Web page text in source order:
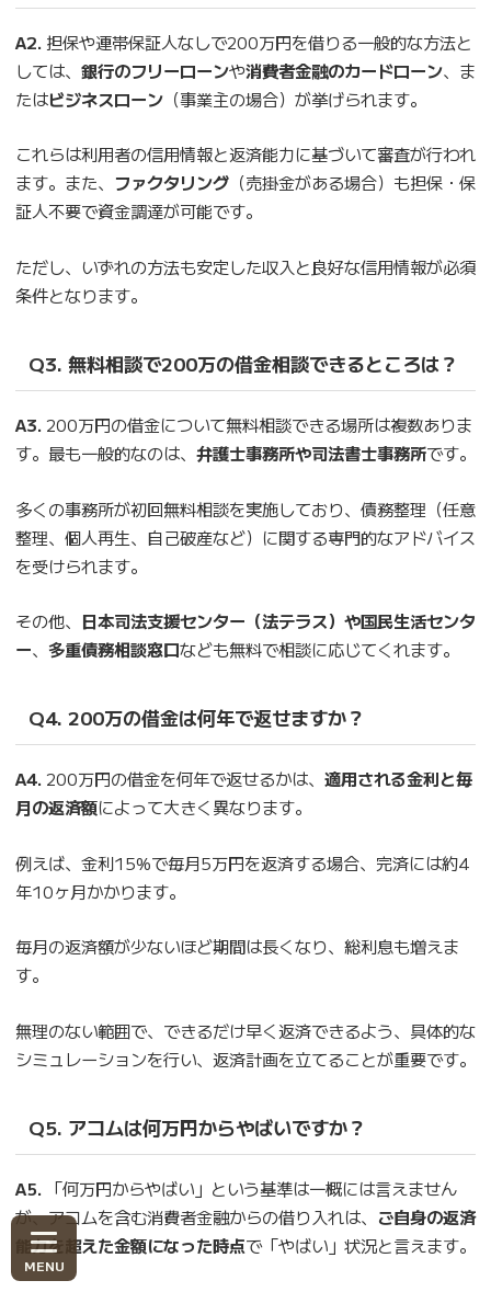
A2. 担保や連帯保証人なしで200万円を借りる一般的な方法と
しては、 銀行のフリーローンや消費者金融のカードローン、ま
たはビジネスローン（事業主の場合）が挙げられます。
これらは利用者の信用情報と返済能力に基づいて審査が行われ
ます。また、 ファクタリング（売掛金がある場合）も担保・保
証人不要で資金調達が可能です。
ただし、いずれの方法も安定した収入と良好な信用情報が必須
条件となります。
Q3. 無料相談で200万の借金相談できるところは？
A3. 200万円の借金について無料相談できる場所は複数ありま
す。最も一般的なのは、 弁護士事務所や司法書士事務所です。
多くの事務所が初回無料相談を実施しており、債務整理（任意
整理、個人再生、自己破産など）に関する専門的なアドバイス
を受けられます。
その他、 日本司法支援センター（法テラス）や国民生活センタ
ー、 多重債務相談窓口なども無料で相談に応じてくれます。
Q4. 200万の借金は何年で返せますか？
A4. 200万円の借金を何年で返せるかは、 適用される金利と毎
月の返済額によって大きく異なります。
例えば、金利15%で毎月5万円を返済する場合、完済には約4
年10ヶ月かかります。
毎月の返済額が少ないほど期間は長くなり、総利息も増えま
す。
無理のない範囲で、できるだけ早く返済できるよう、具体的な
シミュレーションを行い、返済計画を立てることが重要です。
Q5. アコムは何万円からやばいですか？
A5. 「何万円からやばい」という基準は一概には言えません
が、アコムを含む消費者金融からの借り入れは、 ご自身の返済
能力を超えた金額になった時点で「やばい」状況と言えます。